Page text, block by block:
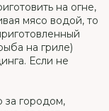
на огне,
мясо водой, то
на гриле)
Если не
за городом,